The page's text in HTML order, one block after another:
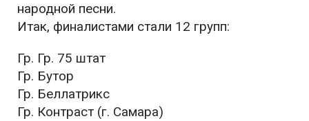
народной песни.
Итак, финалистами стали 12 групп:
Гр. Гр. 75 штат
Гр. Бутор
Гр. Беллатрикс
Гр. Контраст (г. Самара)